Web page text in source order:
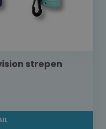
strepen